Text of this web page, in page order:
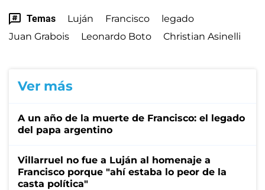
Temas Luján Francisco
legado
Juan Grabois
Leonardo Boto Christian Asinelli
Ver más
A un año de la muerte de Francisco: el legado
del papa argentino
Villarruel no fue a Luján al homenaje a
Francisco porque "ahí estaba lo peor de la
casta política"